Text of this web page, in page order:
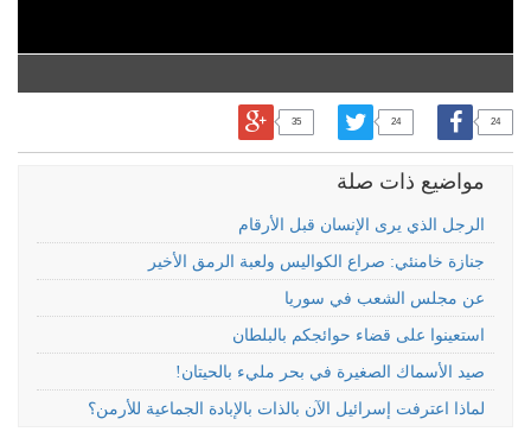
24
24
35
مواضيع ذات صلة
الرجل الذي يرى الإنسان قبل الأرقام
جنازة خامنئي: صراع الكواليس ولعبة الرمق الأخير
عن مجلس الشعب في سوريا
استعينوا على قضاء حوائجكم بالبلطان
صيد الأسماك الصغيرة في بحر مليء بالحيتان!
لماذا اعترفت إسرائيل الآن بالذات بالإبادة الجماعية للأرمن؟